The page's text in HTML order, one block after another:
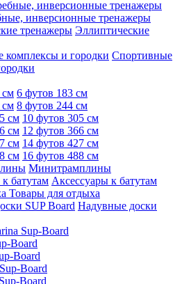
инверсионные тренажеры
Эллиптические
Спортивные
6 футов 183 см
8 футов 244 см
10 футов 305 см
12 футов 366 см
14 футов 427 см
16 футов 488 см
Минитрамплины
Аксессуары к батутам
Товары для отдыха
Надувные доски
Sup-Board
Board
Board
Board
Board